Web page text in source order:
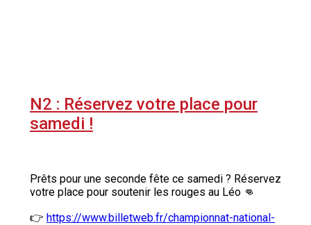
N2 : Réservez votre place pour
samedi !
Prêts pour une seconde fête ce samedi ? Réservez
votre place pour soutenir les rouges au Léo 👊
👉 https://www.billetweb.fr/championnat-national-